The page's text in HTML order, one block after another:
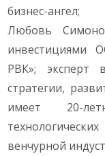
бизнес-ангел;
Любовь
инвестициями
РВК»; эксперт
стратегии,
имеет 20-
венчурной